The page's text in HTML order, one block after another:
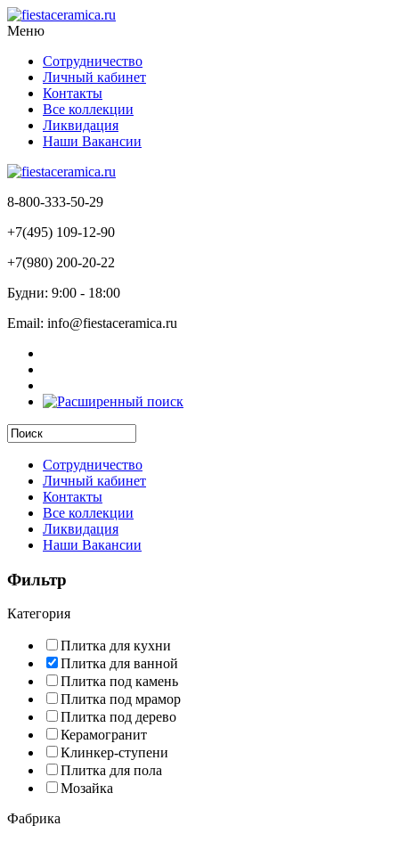
Меню
Сотрудничество
Личный кабинет
Контакты
Все коллекции
Ликвидация
Наши Вакансии
8-800-333-50-29
+7(495) 109-12-90
+7(980) 200-20-22
Будни: 9:00 - 18:00
Email: info@fiestaceramica.ru
Сотрудничество
Личный кабинет
Контакты
Все коллекции
Ликвидация
Наши Вакансии
Фильтр
Категория
Плитка для кухни
Плитка для ванной
Плитка под камень
Плитка под мрамор
Плитка под дерево
Керамогранит
Клинкер-ступени
Плитка для пола
Мозайка
Фабрика